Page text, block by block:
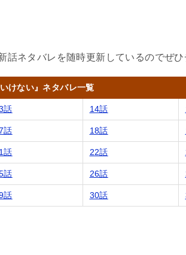
話ネタバレを随時更新しているのでぜ
けない』ネタバレ一覧
話 14話
話 18話
話 22話
話 26話
話 30話